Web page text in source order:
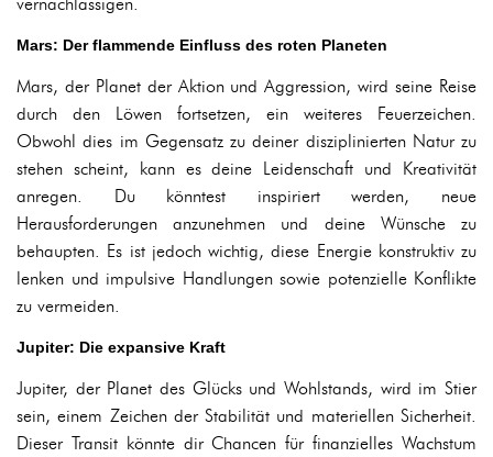
Mars: Der flammende Einfluss des roten Planeten
Mars, der Planet der Aktion und Aggression, wird seine Reise
durch den Löwen fortsetzen, ein weiteres Feuerzeichen.
Obwohl dies im Gegensatz zu deiner disziplinierten Natur zu
stehen scheint, kann es deine Leidenschaft und Kreativität
anregen. Du könntest inspiriert werden, neue
Herausforderungen anzunehmen und deine Wünsche zu
behaupten. Es ist jedoch wichtig, diese Energie konstruktiv zu
lenken und impulsive Handlungen sowie potenzielle Konflikte
zu vermeiden.
Jupiter: Die expansive Kraft
Jupiter, der Planet des Glücks und Wohlstands, wird im Stier
sein, einem Zeichen der Stabilität und materiellen Sicherheit.
Dieser Transit könnte dir Chancen für finanzielles Wachstum